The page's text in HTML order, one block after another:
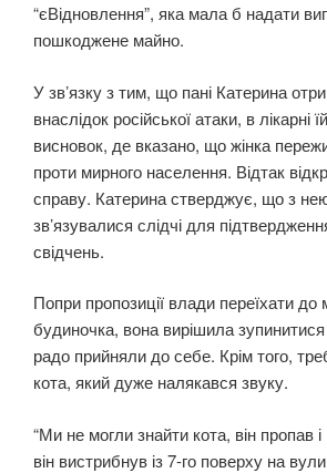
“єВідновлення”, яка мала б надати
пошкоджене майно.
У звʼязку з тим, що пані Катерина
внаслідок російської атаки, в лікарні
висновок, де вказано, що жінка
проти мирного населення. Відтак
справу. Катерина стверджує, що з
зв’язувалися слідчі для
свідчень.
Попри пропозиції влади переїхати до
будиночка, вона вирішила зупинитися
радо прийняли до себе. Крім того,
кота, який дуже налякався звуку.
“Ми не могли знайти кота, він пропав
він вистрибнув із 7-го поверху на